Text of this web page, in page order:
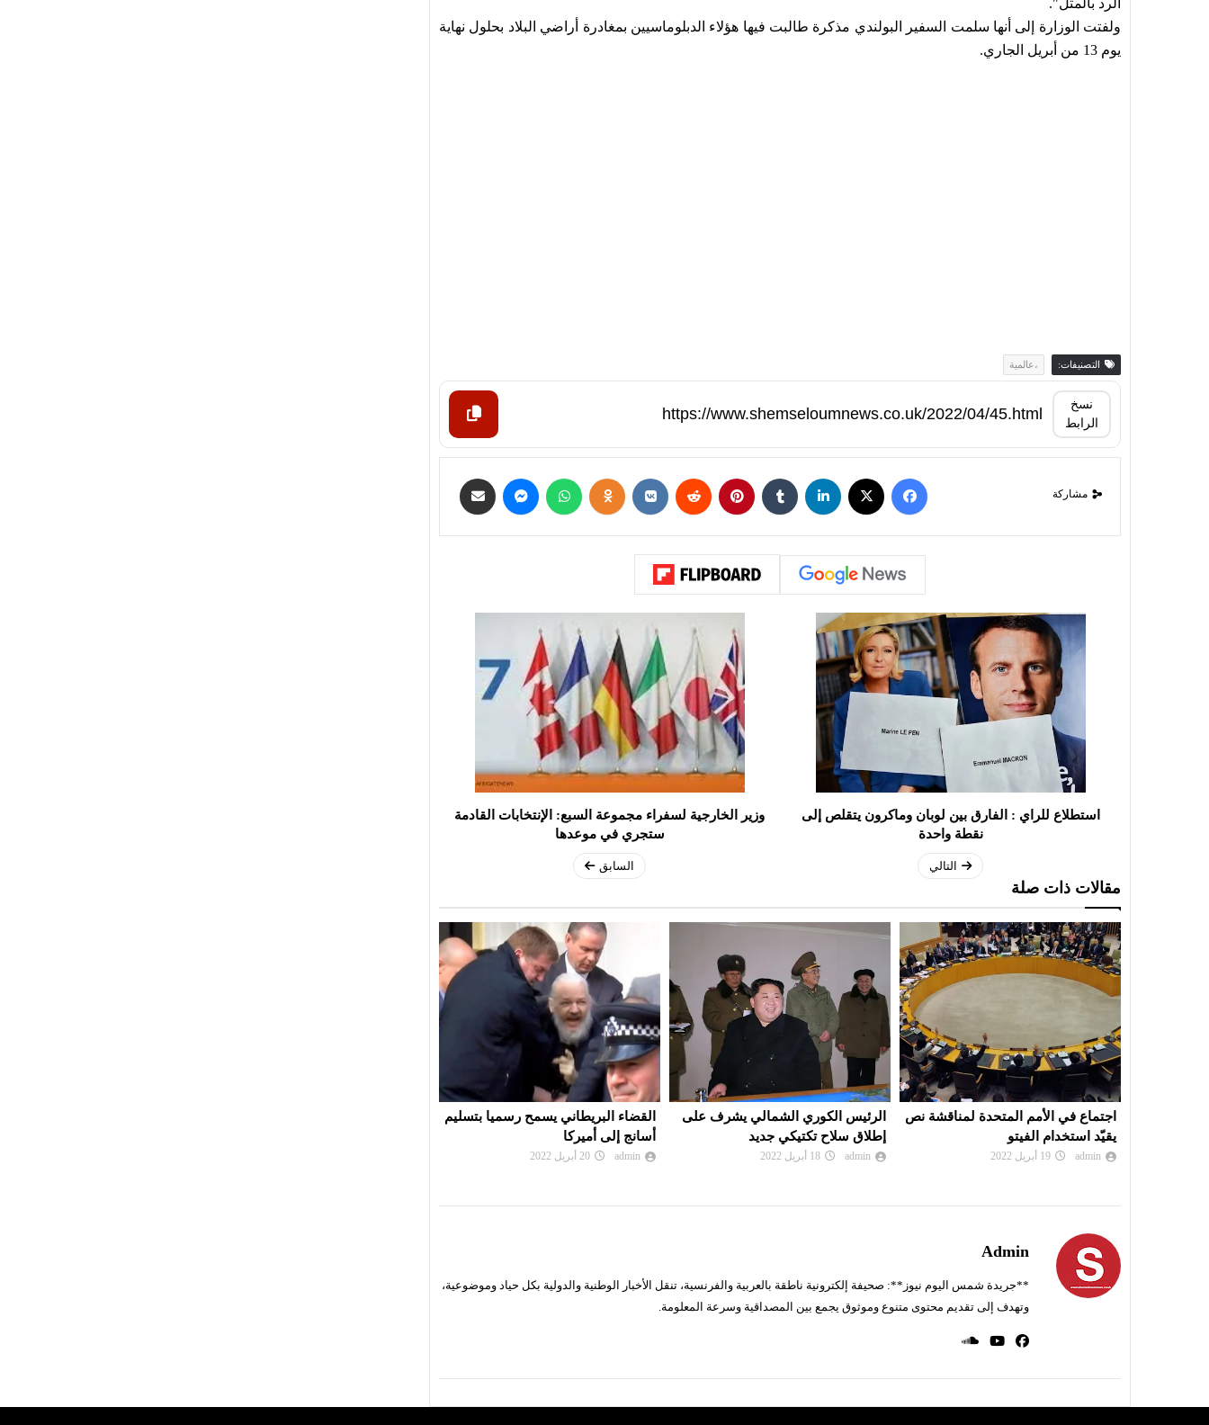
ولفتت الوزارة إلى أنها سلمت السفير البولندي مذكرة طالبت فيها هؤلاء الدبلوماسيين بمغادرة أراضي البلاد بحلول نهاية
يوم 13 من أبريل الجاري.
التصنيفات: ،عالمية
نسخ
الرابط
مشاركة
استطلاع للراي : الفارق بين لوبان وماكرون يتقلص إلى
نقطة واحدة
التالي
وزير الخارجية لسفراء مجموعة السبع: الإنتخابات القادمة
ستجري في موعدها
السابق
مقالات ذات صلة
الرئيس الكوري الشمالي يشرف على
إطلاق سلاح تكتيكي جديد
admin 18 أبريل 2022
القضاء البريطاني يسمح رسميا بتسليم
أسانج إلى أميركا
admin 20 أبريل 2022
اجتماع في الأمم المتحدة لمناقشة نص
يقيّد استخدام الفيتو
admin 19 أبريل 2022
Admin
**جريدة شمس اليوم نيوز**: صحيفة إلكترونية ناطقة بالعربية والفرنسية، تنقل الأخبار الوطنية والدولية بكل حياد وموضوعية،
وتهدف إلى تقديم محتوى متنوع وموثوق يجمع بين المصداقية وسرعة المعلومة.